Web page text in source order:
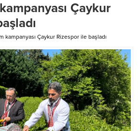
Çaykur
kampanyası Çaykur Rizespor ile başladı